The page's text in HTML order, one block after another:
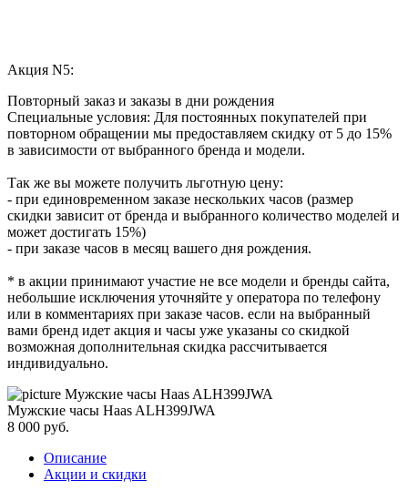
Акция N5:
Повторный заказ и заказы в дни рождения
Специальные условия: Для постоянных покупателей при
повторном обращении мы предоставляем скидку от 5 до 15%
в зависимости от выбранного бренда и модели.
Так же вы можете получить льготную цену:
- при единовременном заказе нескольких часов (размер
скидки зависит от бренда и выбранного количество моделей и
может достигать 15%)
- при заказе часов в месяц вашего дня рождения.
* в акции принимают участие не все модели и бренды сайта,
небольшие исключения уточняйте у оператора по телефону
или в комментариях при заказе часов. если на выбранный
вами бренд идет акция и часы уже указаны со скидкой
возможная дополнительная скидка рассчитывается
индивидуально.
Мужские часы Haas ALH399JWA
8 000 руб.
Описание
Акции и скидки